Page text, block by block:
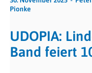
Pionke
UDOPIA:
Band feiert